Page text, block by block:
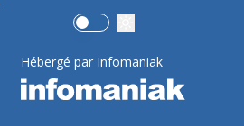
Use setting
Hébergé par Infomaniak